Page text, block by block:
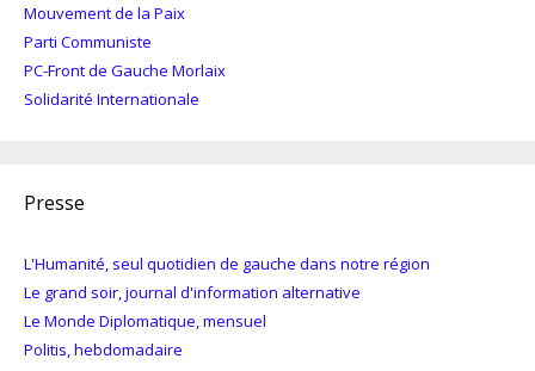
Mouvement de la Paix
Parti Communiste
PC-Front de Gauche Morlaix
Solidarité Internationale
Presse
L'Humanité, seul quotidien de gauche dans notre région
Le grand soir, journal d'information alternative
Le Monde Diplomatique, mensuel
Politis, hebdomadaire